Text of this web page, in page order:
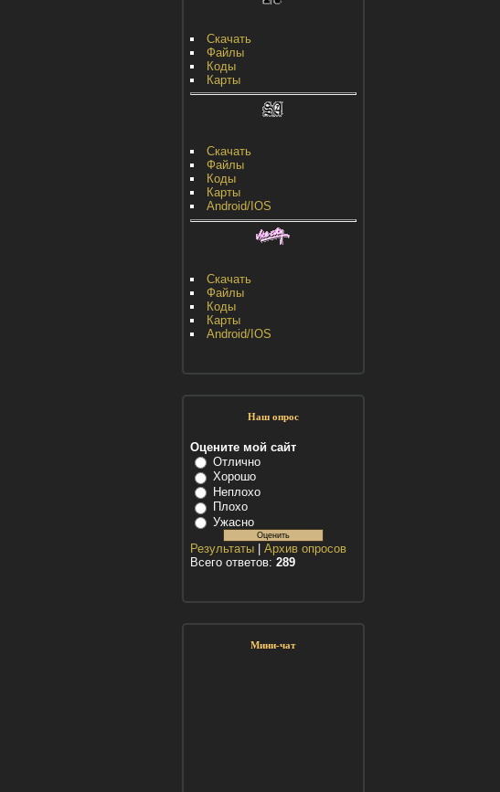
Скачать
Файлы
Коды
Карты
Скачать
Файлы
Коды
Карты
Android/IOS
Скачать
Файлы
Коды
Карты
Android/IOS
Наш опрос
Оцените мой сайт
Отлично
Хорошо
Неплохо
Плохо
Ужасно
Результаты| Архив опросов
Всего ответов: 289
Мини-чат